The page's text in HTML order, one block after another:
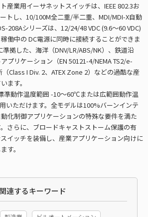
産業用イーサネットスイッチは、IEEE 802.3お
トし、10/100M全二重/半二重、MDI/MDI-X自動
208Aシリーズは、12/24/48 VDC (9.6～60 VDC)
働中の DC電源に同時に接続することができま
準拠した、海洋（DNV/LR/ABS/NK）、鉄道沿
プリケーション（EN 50121-4/NEMA TS2/e-
Class I Div. 2、ATEX Zone 2）などの過酷な産
ます。
準動作温度範囲 -10～60℃または広範囲動作温
いただけます。全モデルは100%バーンインテ
化制御アプリケーションの特殊な要件を満た
さらに、ブロードキャストストーム保護の有
イッチを装備し、産業アプリケーション向けに
す。
連するキーワード